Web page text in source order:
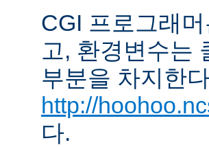
CGI 프로그래
고, 환경변수는
부분을 차지한
http://
다.